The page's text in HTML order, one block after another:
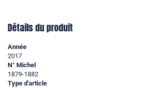
Détails du produit
Année
2017
N° Michel
1879-1882
Type d'article